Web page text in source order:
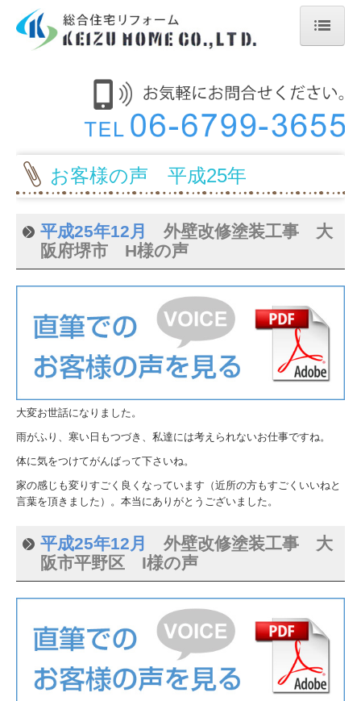
ケイズホームのこだわり
塗り替えの目安
お客様の声
お客様の声 令和2年
お客様の声 平成29年
お客様の声 平成28年
お客様の声 平成25年
お客様の声 平成24年
お客様の声 平成22年
外壁塗装
施工事例
お客様の声 平成25年
平成25年12月 外壁改修塗装工事 大
阪府堺市 H様の声
大変お世話になりました。
雨がふり、寒い日もつづき、私達には考えられないお仕事ですね。
体に気をつけてがんばって下さいね。
家の感じも変りすごく良くなっています（近所の方もすごくいいねと
言葉を頂きました）。本当にありがとうございました。
平成25年12月 外壁改修塗装工事 大
阪市平野区 I様の声